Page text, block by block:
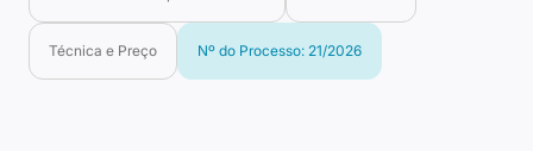
Técnica e Preço Nº do Processo: 21/2026